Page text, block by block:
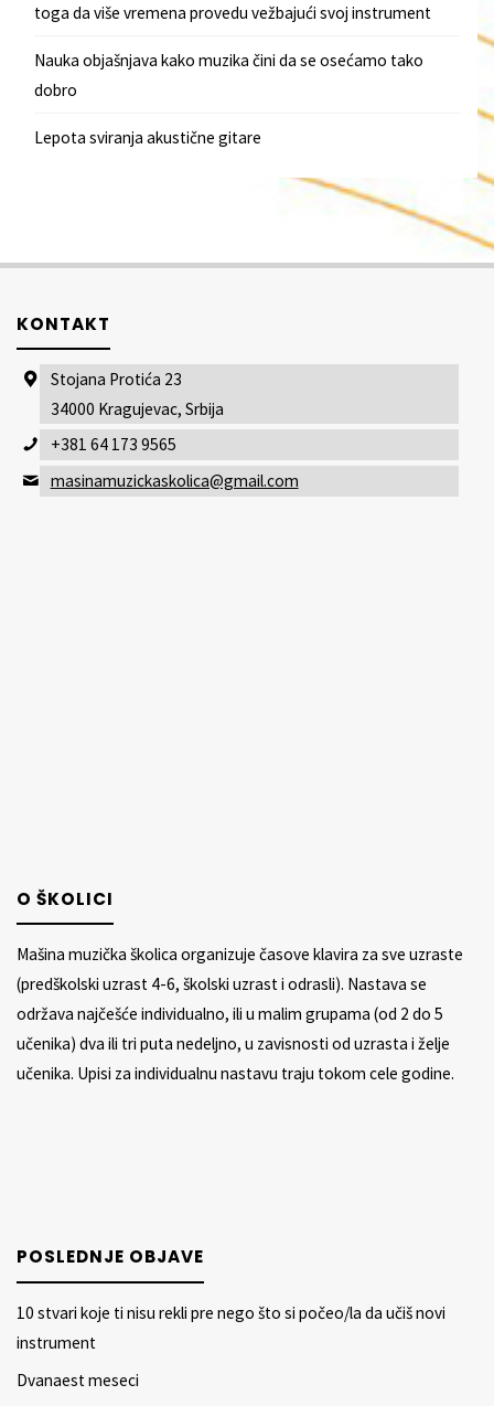
toga da više vremena provedu vežbajući svoj instrument
Nauka objašnjava kako muzika čini da se osećamo tako
dobro
Lepota sviranja akustične gitare
KONTAKT
Stojana Protića 23
34000 Kragujevac, Srbija
+381 64 173 9565
masinamuzickaskolica@gmail.com
O ŠKOLICI
Mašina muzička školica organizuje časove klavira za sve uzraste
(predškolski uzrast 4-6, školski uzrast i odrasli). Nastava se
održava najčešće individualno, ili u malim grupama (od 2 do 5
učenika) dva ili tri puta nedeljno, u zavisnosti od uzrasta i želje
učenika. Upisi za individualnu nastavu traju tokom cele godine.
POSLEDNJE OBJAVE
10 stvari koje ti nisu rekli pre nego što si počeo/la da učiš novi
instrument
Dvanaest meseci